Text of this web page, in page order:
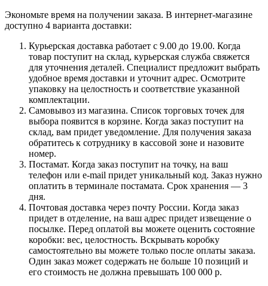
Экономьте время на получении заказа. В интернет-магазине
доступно 4 варианта доставки:
Курьерская доставка работает с 9.00 до 19.00. Когда
товар поступит на склад, курьерская служба свяжется
для уточнения деталей. Специалист предложит выбрать
удобное время доставки и уточнит адрес. Осмотрите
упаковку на целостность и соответствие указанной
комплектации.
Самовывоз из магазина. Список торговых точек для
выбора появится в корзине. Когда заказ поступит на
склад, вам придет уведомление. Для получения заказа
обратитесь к сотруднику в кассовой зоне и назовите
номер.
Постамат. Когда заказ поступит на точку, на ваш
телефон или e-mail придет уникальный код. Заказ нужно
оплатить в терминале постамата. Срок хранения — 3
дня.
Почтовая доставка через почту России. Когда заказ
придет в отделение, на ваш адрес придет извещение о
посылке. Перед оплатой вы можете оценить состояние
коробки: вес, целостность. Вскрывать коробку
самостоятельно вы можете только после оплаты заказа.
Один заказ может содержать не больше 10 позиций и
его стоимость не должна превышать 100 000 р.